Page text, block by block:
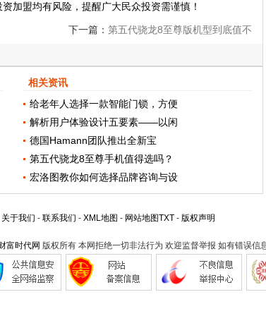
加盟均有风险，提醒广大民众投资需谨慎！
下一篇： 第五代骁龙8至尊版机型到底值不
相关资讯
给老年人选择一款智能门锁，方便
解析用户体验设计五要素——以闲
德国Hamann团队推出全新宝
第五代骁龙8至尊手机值得选吗？
宏洛图教你如何选择品牌咨询与设
关于我们 - 联系我们 - XML地图 - 网站地图TXT- 版权声明
富时代网 版权所有 本网拒绝一切非法行为 欢迎监督举报 如有错误信